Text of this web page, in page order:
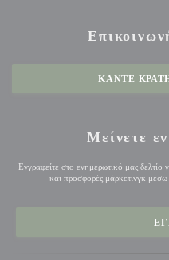
ΚΆΝΤΕ
Μείνετε
Εγγραφείτε στο ενημερωτικό μας δελτίο
και προσφορές μάρκετινγκ